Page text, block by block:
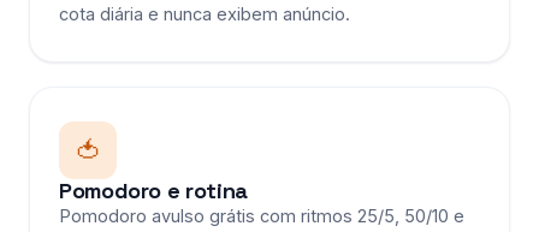
cota diária e nunca exibem anúncio.
🍅
Pomodoro e rotina
Pomodoro avulso grátis com ritmos 25/5, 50/10 e